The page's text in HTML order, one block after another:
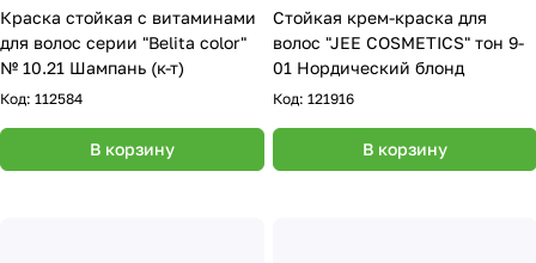
Краска стойкая с витаминами
для волос серии "Belita сolor"
№ 10.21 Шампань (к-т)
Код: 112584
В корзину
Стойкая крем-краска для
волос "JEE COSMETICS" тон 9-
01 Нордический блонд
Код: 121916
В корзину